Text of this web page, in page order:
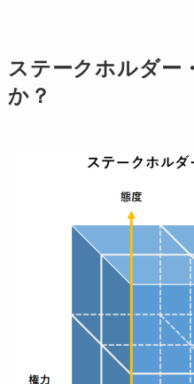
ステークホルダー
か？